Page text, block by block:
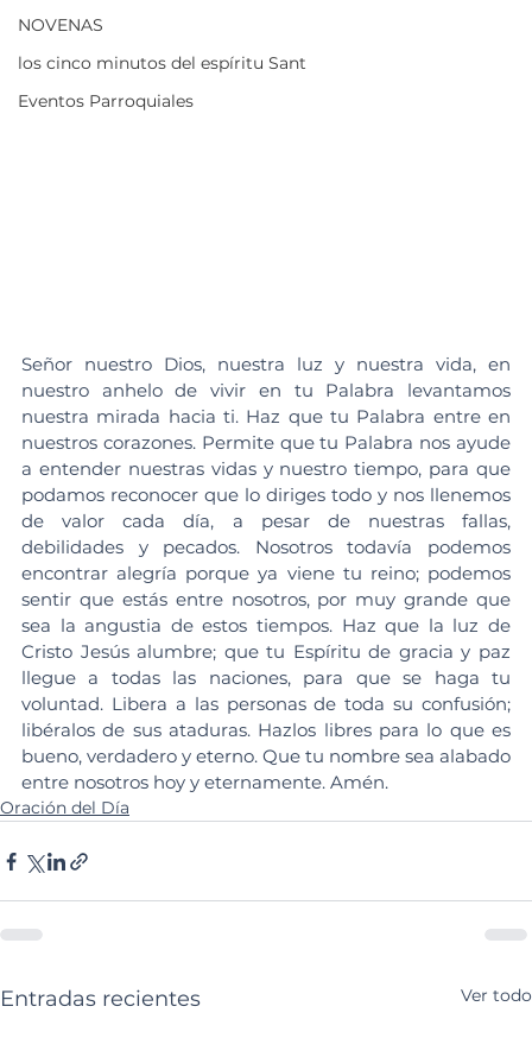
NOVENAS
los cinco minutos del espíritu Sant
Eventos Parroquiales
Señor nuestro Dios, nuestra luz y nuestra vida, en
nuestro anhelo de vivir en tu Palabra levantamos
nuestra mirada hacia ti. Haz que tu Palabra entre en
nuestros corazones. Permite que tu Palabra nos ayude
a entender nuestras vidas y nuestro tiempo, para que
podamos reconocer que lo diriges todo y nos llenemos
de valor cada día, a pesar de nuestras fallas,
debilidades y pecados. Nosotros todavía podemos
encontrar alegría porque ya viene tu reino; podemos
sentir que estás entre nosotros, por muy grande que
sea la angustia de estos tiempos. Haz que la luz de
Cristo Jesús alumbre; que tu Espíritu de gracia y paz
llegue a todas las naciones, para que se haga tu
voluntad. Libera a las personas de toda su confusión;
libéralos de sus ataduras. Hazlos libres para lo que es
bueno, verdadero y eterno. Que tu nombre sea alabado
entre nosotros hoy y eternamente. Amén.
Oración del Día
Entradas recientes Ver todo